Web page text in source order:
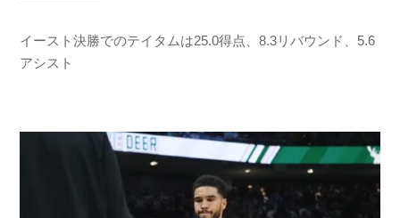
イースト決勝でのテイタムは25.0得点、8.3リバウンド、5.6
アシスト